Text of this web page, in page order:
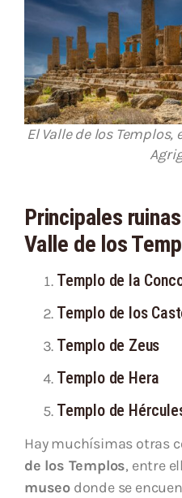
El Valle de los
Principales
Valle de los
Templo de la
Templo de los
Templo de Zeus
Templo de Hera
Templo de
Hay muchísimas otras
de los Templos, entre
museo donde se